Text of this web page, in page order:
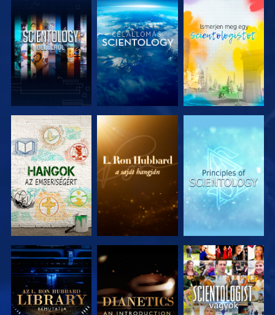
A SOROZAT
RÉSZEI
A SOROZAT
RÉSZEI
A SOROZAT
RÉSZEI
A SOROZAT
RÉSZEI
A SOROZAT
RÉSZEI
MŰSORNÉZÉS